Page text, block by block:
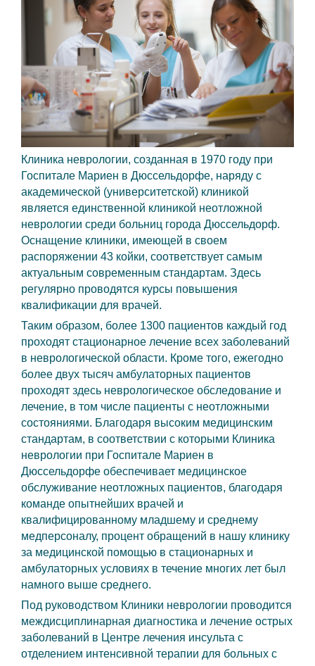
Клиника неврологии, созданная в 1970 году при
Госпитале Мариен в Дюссельдорфе, наряду с
академической (университетской) клиникой
является единственной клиникой неотложной
неврологии среди больниц города Дюссельдорф.
Оснащение клиники, имеющей в своем
распоряжении 43 койки, соответствует самым
актуальным современным стандартам. Здесь
регулярно проводятся курсы повышения
квалификации для врачей.
Таким образом, более 1300 пациентов каждый год
проходят стационарное лечение всех заболеваний
в неврологической области. Кроме того, ежегодно
более двух тысяч амбулаторных пациентов
проходят здесь неврологическое обследование и
лечение, в том числе пациенты с неотложными
состояниями. Благодаря высоким медицинским
стандартам, в соответствии с которыми Клиника
неврологии при Госпитале Мариен в
Дюссельдорфе обеспечивает медицинское
обслуживание неотложных пациентов, благодаря
команде опытнейших врачей и
квалифицированному младшему и среднему
медперсоналу, процент обращений в нашу клинику
за медицинской помощью в стационарных и
амбулаторных условиях в течение многих лет был
намного выше среднего.
Под руководством Клиники неврологии проводится
междисциплинарная диагностика и лечение острых
заболеваний в Центре лечения инсульта с
отделением интенсивной терапии для больных с